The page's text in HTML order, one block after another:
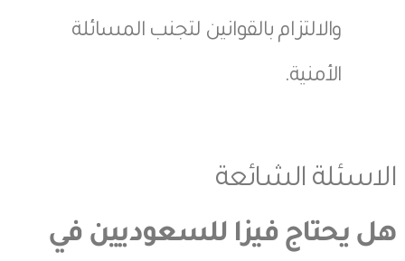
والالتزام بالقوانين لتجنب المسائلة
الأمنية.
الاسئلة الشائعة
هل يحتاج فيزا للسعوديين في